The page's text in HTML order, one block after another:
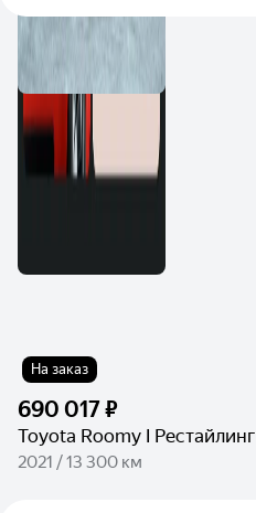
На заказ
690 017 ₽
Toyota Roomy I Рестайлинг
2021 / 13 300 км